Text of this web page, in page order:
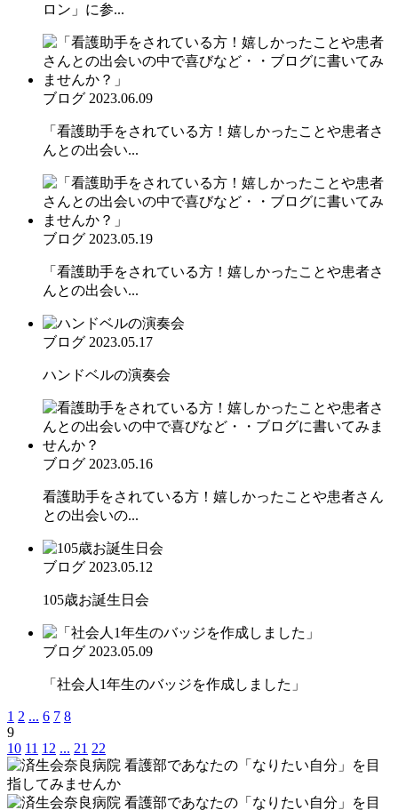
ロン」に参...
ブログ 2023.06.09
「看護助手をされている方！嬉しかったことや患者さ
んとの出会い...
ブログ 2023.05.19
「看護助手をされている方！嬉しかったことや患者さ
んとの出会い...
ブログ 2023.05.17
ハンドベルの演奏会
ブログ 2023.05.16
看護助手をされている方！嬉しかったことや患者さん
との出会いの...
ブログ 2023.05.12
105歳お誕生日会
ブログ 2023.05.09
「社会人1年生のバッジを作成しました」
1 2 ... 6 7 8
9
10 11 12 ... 21 22